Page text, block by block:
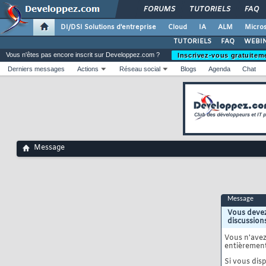
FORUMS TUTORIELS FAQ
DI/DSI Solutions d'entreprise Cloud IA ALM
TUTORIELS
FAQ
Vous n'êtes pas encore inscrit sur Developpez.com ?
Inscrivez-vous
Derniers messages
Actions Réseau social Blogs Agenda Chat
Message
Message
Vous
Vous
Si vous